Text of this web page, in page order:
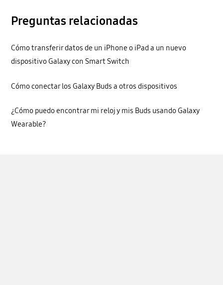
Preguntas relacionadas
Cómo transferir datos de un iPhone o iPad a un nuevo
dispositivo Galaxy con Smart Switch
Cómo conectar los Galaxy Buds a otros dispositivos
¿Cómo puedo encontrar mi reloj y mis Buds usando Galaxy
Wearable?